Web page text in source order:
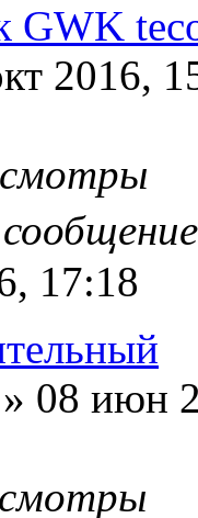
GWK
2016,
17:18
» 08 июн